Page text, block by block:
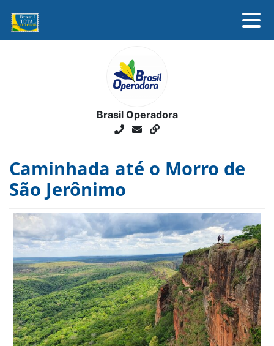
Brasil Operadora
Caminhada até o Morro de
São Jerônimo